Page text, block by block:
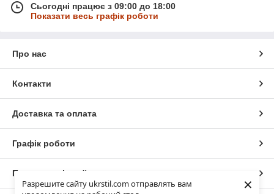
Разрешите сайту ukrstil.com отправлять вам
×
Сьогодні працює з 09:00 до 18:00
Показати весь графік роботи
Про нас
Контакти
Доставка та оплата
Графік роботи
Повна версія сайту